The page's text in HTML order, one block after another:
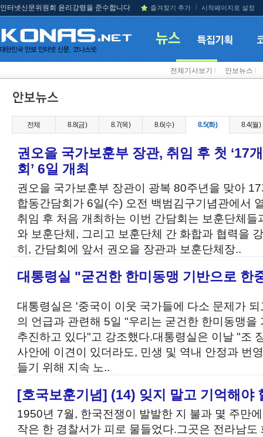
인터넷신문위원회 윤리강령을 준수합니다 즐겨찾기 추가 시작페이지로 설정
전체기사보기 안보뉴스
전체 8.8(금) 8.7(목) 8.6(수) 8.5(화) 8.4(월)
권오을 국가보훈부 장관, 취임 후 첫 ‘17
회’ 6일 개최
권오을 국가보훈부 장관이 광복 80주년을 맞아
합동간담회가 6일(수) 오전 백범김구기념관에서
취임 후 처음 개최하는 이번 간담회는 보훈단체
와 보훈단체, 그리고 보훈단체 간 화합과 협력을
히, 간담회에 앞서 권오을 장관과 보훈단체장..
대통령실 "굳건한 한미동맹 기반으로 한
대통령실은 '중국이 이웃 국가들에 다소 문제가
의 언급과 관련해 5일 "우리는 굳건한 한미동맹을
추진하고 있다"고 강조했다.대통령실은 이날 "조
사안에 이견이 있더라도, 민생 및 역내 안정과 번
들기 위해 지속 노..
[호국보훈기념] (14) 잊지 말고 기억해야
1950년 7월, 한국전쟁이 발발한 지 불과 몇 주만
작은 한 경찰서가 피로 물들었다.그곳은 전라남